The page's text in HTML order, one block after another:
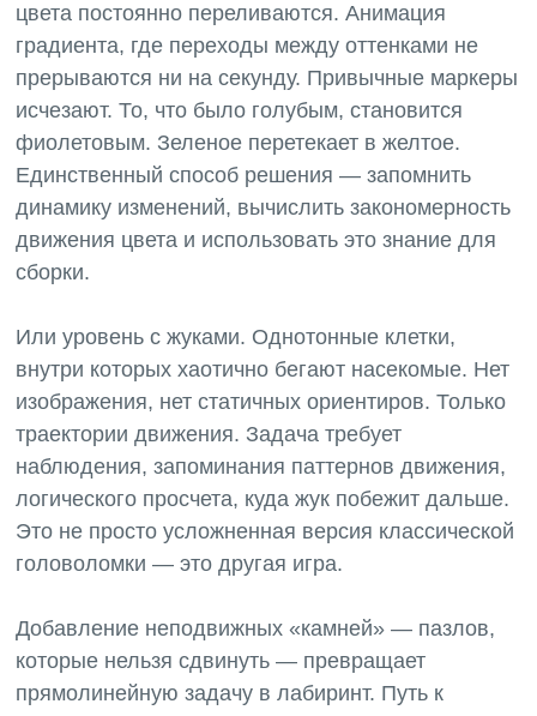
цвета постоянно переливаются. Анимация
градиента, где переходы между оттенками не
прерываются ни на секунду. Привычные маркеры
исчезают. То, что было голубым, становится
фиолетовым. Зеленое перетекает в желтое.
Единственный способ решения — запомнить
динамику изменений, вычислить закономерность
движения цвета и использовать это знание для
сборки.
Или уровень с жуками. Однотонные клетки,
внутри которых хаотично бегают насекомые. Нет
изображения, нет статичных ориентиров. Только
траектории движения. Задача требует
наблюдения, запоминания паттернов движения,
логического просчета, куда жук побежит дальше.
Это не просто усложненная версия классической
головоломки — это другая игра.
Добавление неподвижных «камней» — пазлов,
которые нельзя сдвинуть — превращает
прямолинейную задачу в лабиринт. Путь к